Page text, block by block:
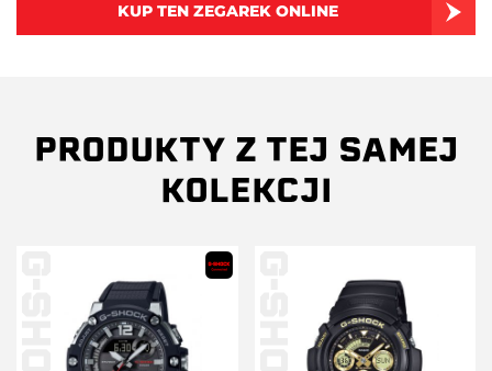
KUP TEN ZEGAREK ONLINE
PRODUKTY Z TEJ SAMEJ
KOLEKCJI